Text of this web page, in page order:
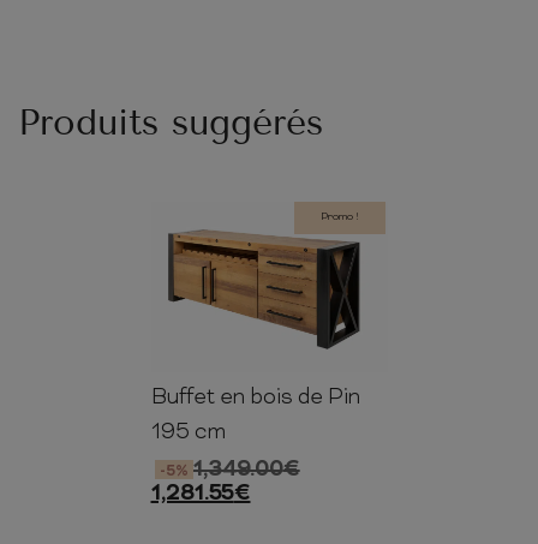
Produits suggérés
Promo !
76cm 195cm 45cm
Buffet en bois de Pin
195 cm
1,349.00€
-5%
1,281.55€